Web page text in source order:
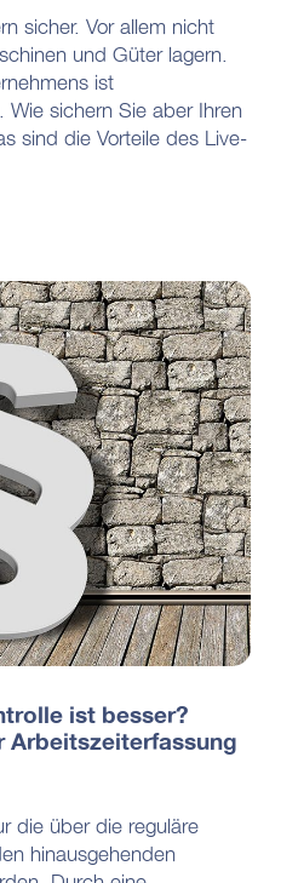
sicher. Vor allem nicht
und Güter lagern.
ist
sichern Sie aber Ihren
sind die Vorteile des Live-
ist besser?
Arbeitszeiterfassung
die über die reguläre
hinausgehenden